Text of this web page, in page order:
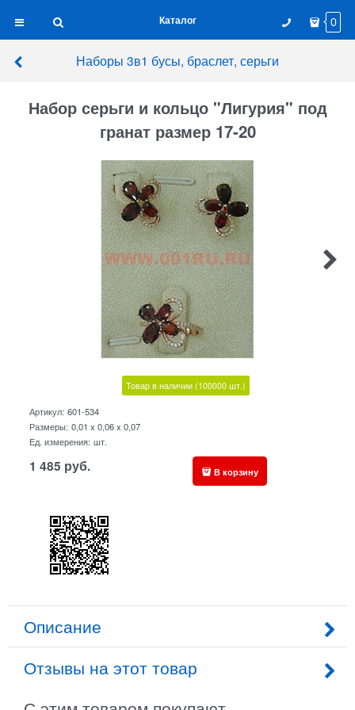
Каталог 0
Наборы 3в1 бусы, браслет, серьги
Набор серьги и кольцо "Лигурия" под
гранат размер 17-20
Товар в наличии (100000 шт.)
Артикул: 601-534
Размеры: 0,01 x 0,06 x 0,07
Ед. измерения: шт.
1 485 руб. В корзину
Описание
Отзывы на этот товар